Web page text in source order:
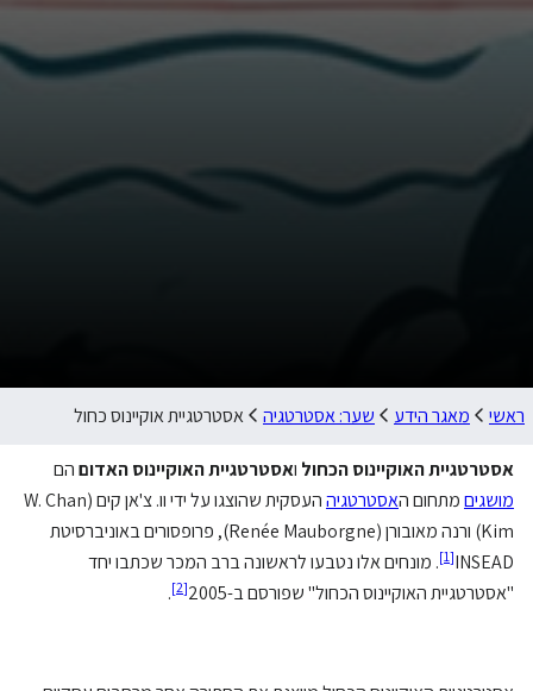
ראשי מאגר הידע שער: אסטרטגיה אסטרטגיית אוקיינוס כחול
אסטרטגיית האוקיינוס הכחול ואסטרטגיית האוקיינוס האדוםהם
מושגיםמתחום האסטרטגיה
העסקית שהוצגו על ידי וו. צ'אן קים (W. Chan
Kim) ורנה מאובורן (Renée Mauborgne), פרופסורים באוניברסיטת
INSEAD
[
1
]. מונחים אלו נטבעו לראשונה ברב המכר שכתבו יחד
"אסטרטגיית האוקיינוס הכחול" שפורסם ב-2005
[
2
]
.